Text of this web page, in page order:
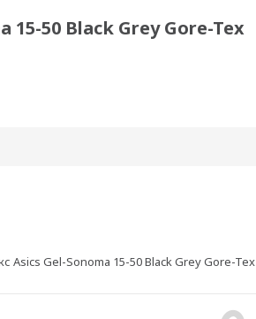
15-50 Black Grey Gore-Tex
Asics Gel-Sonoma 15-50 Black Grey Gore-Tex